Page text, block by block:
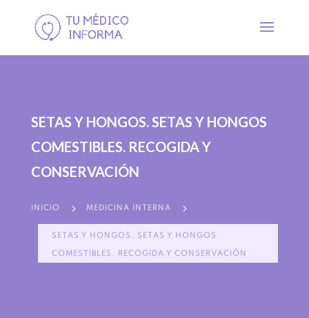
SETAS Y HONGOS. SETAS Y HONGOS
COMESTIBLES. RECOGIDA Y
CONSERVACIÓN
INICIO 5 MEDICINA INTERNA 5
SETAS Y HONGOS. SETAS Y HONGOS
COMESTIBLES. RECOGIDA Y CONSERVACIÓN